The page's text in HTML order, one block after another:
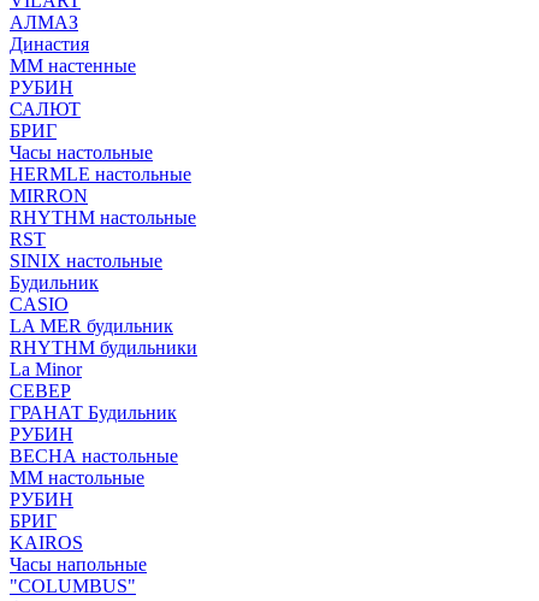
АЛМАЗ
Династия
ММ настенные
РУБИН
САЛЮТ
БРИГ
Часы настольные
HERMLE настольные
MIRRON
RHYTHM настольные
RST
SINIX настольные
Будильник
CASIO
LA MER будильник
RHYTHM будильники
La Minor
СЕВЕР
ГРАНАТ Будильник
РУБИН
ВЕСНА настольные
ММ настольные
РУБИН
БРИГ
KAIROS
Часы напольные
"COLUMBUS"